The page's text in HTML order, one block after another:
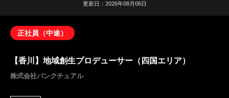
更新日：2026年08月06日
正社員（中途）
【香川】地域創生プロデューサー（四国エリア）
株式会社パンクチュアル